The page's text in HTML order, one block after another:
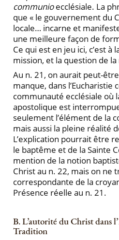
communioec­clésiale. La
que « le gouver­nement du
locale… incarne et
une meilleure façon de
Ce qui est en jeu ici, c’est à
mission, et la question de
Au n. 21, on aurait peut-
manque, dans l’Eucharistie
commu­nauté ecclésiale où
apostolique est
seulement l’élément de la
mais aussi la pleine réalité
L’explication pourrait être
le baptême et de la Sainte
mention de la notion
Christ au n. 22, mais on ne
cor­respondante de la
Présence réelle au n. 21.
B. L’autorité du Christ dans
Tradition